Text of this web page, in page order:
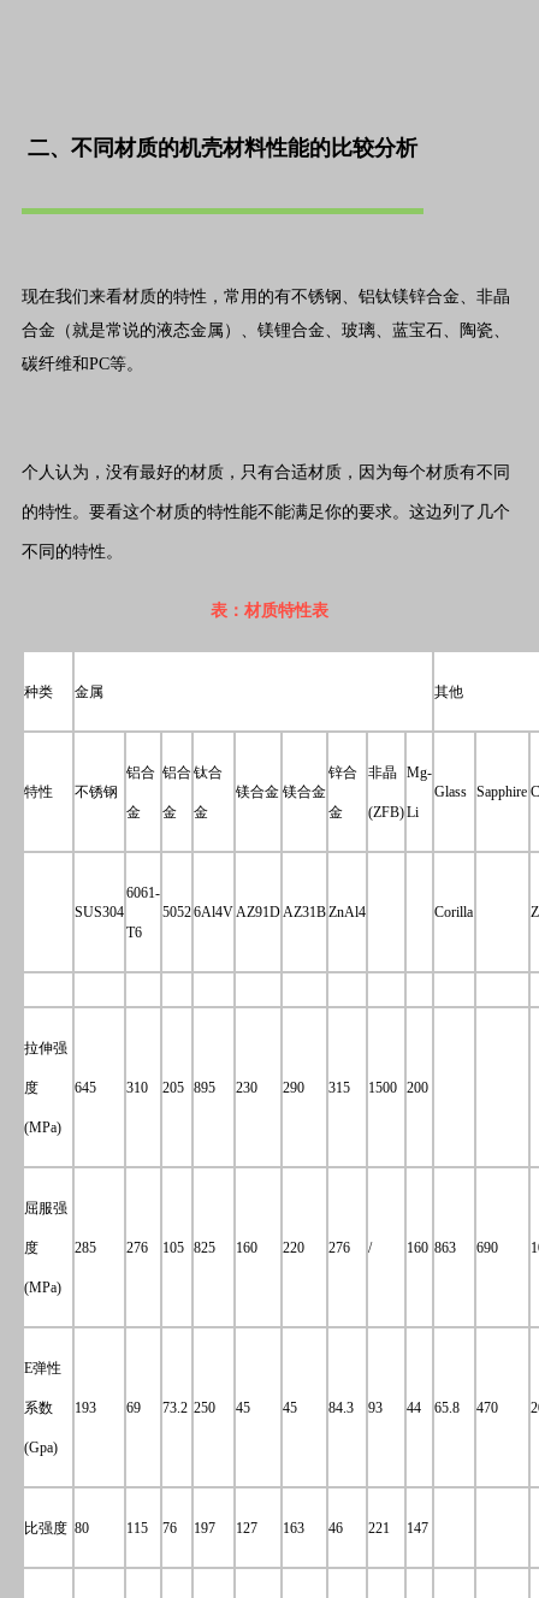
二、 不同材质的机壳材料性能的比较分析
现在我们来看材质的特性，常用的有不锈钢、铝钛镁锌合金、非晶
合金（就是常说的液态金属）、镁锂合金、玻璃、蓝宝石、陶瓷、
碳纤维和PC等。
个人认为，没有最好的材质，只有合适材质，因为每个材质有不同
的特性。要看这个材质的特性能不能满足你的要求。这边列了几个
不同的特性。
表：材质特性表
种类 金属 其他
特性 不锈钢
铝合
金
铝合
金
钛合
金
镁合金 镁合金
锌合
金
非晶
(ZFB)
Mg-
Li
Glass Sapphire
SUS304
6061-
T6
50526Al4VAZ91DAZ31BZnAl4 Corilla
拉伸强
度
(MPa)
645 310 205 895 230 290 315 1500 200
屈服强
度
(MPa)
285 276 105 825 160 220 276 / 160 863 690
E弹性
系数
(Gpa)
193 69 73.2 250 45 45 84.3 93 44 65.8 470
比强度 80 115 76 197 127 163 46 221 147